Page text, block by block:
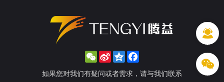
WeChat
Sina
Weibo
Qzone
如果您对我们有疑问或者需求，请与我们联系